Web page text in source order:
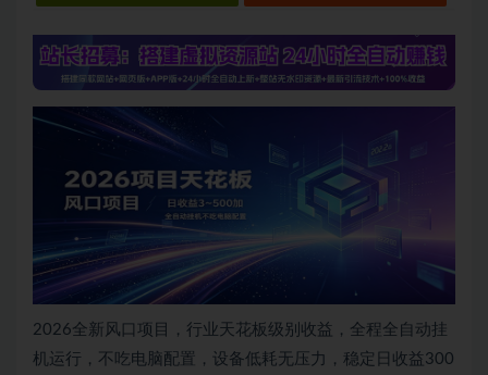
2026全新风口项目，行业天花板级别收益，全程全自动挂
机运行，不吃电脑配置，设备低耗无压力，稳定日收益300